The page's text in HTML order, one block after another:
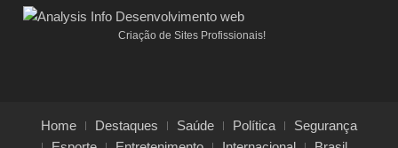
Criação de Sites Profissionais!
Home Destaques Saúde Política
Segurança